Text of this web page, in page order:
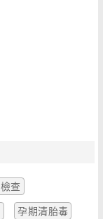
查
孕期清胎毒